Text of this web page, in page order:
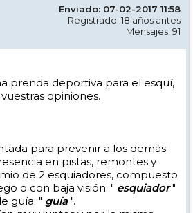
Enviado: 07-02-2017 11:58
Registrado: 18 años antes
Mensajes: 91
prenda deportiva para el esquí,
opiniones.
para prevenir a los demás
en pistas, remontes y
de 2 esquiadores, compuesto
o con baja visión: " esquiador"
guía: " guía".